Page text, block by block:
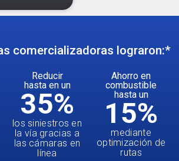
comercializadoras lograron:*
Reducir
hasta en un
los siniestros en
la vía gracias a
las cámaras en
línea
35%
Ahorro en
combustible
hasta un
mediante
optimización de
rutas
15%